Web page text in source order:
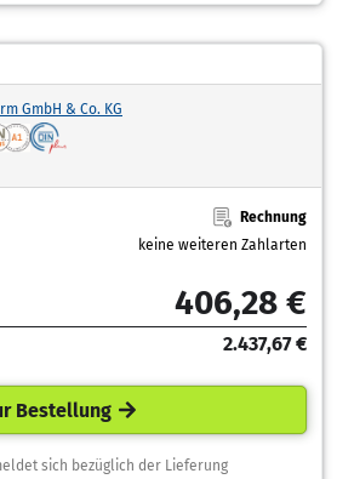
GmbH & Co. KG
Rechnung
keine weiteren Zahlarten
406,28 €
2.437,67 €
Bestellung
sich bezüglich der Lieferung